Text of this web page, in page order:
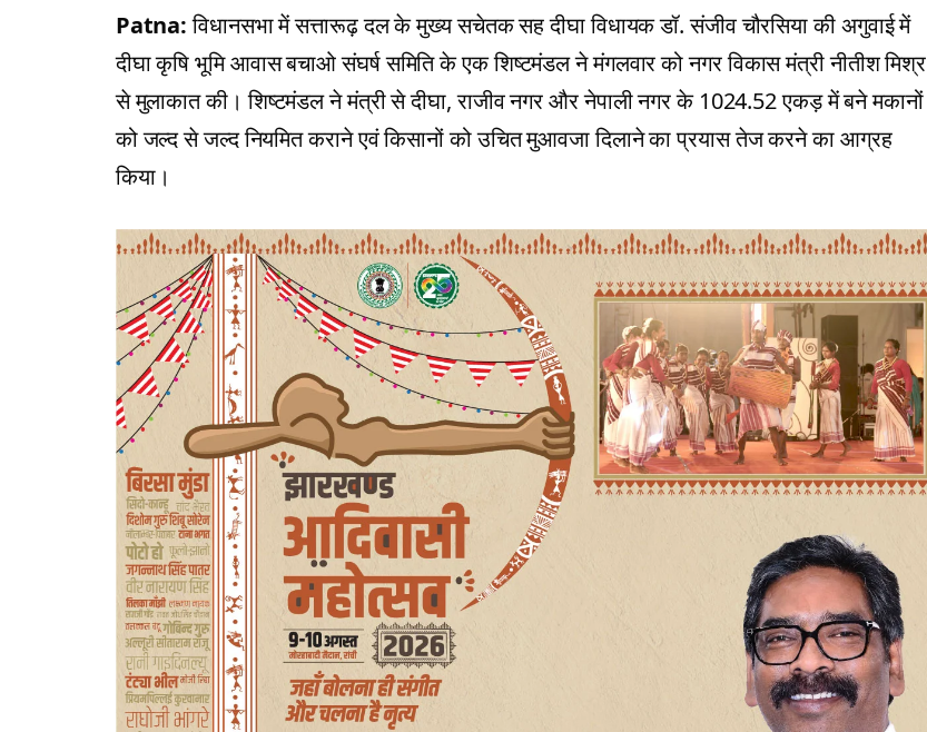
Patna:विधानसभा में सत्तारूढ़ दल के मुख्य सचेतक सह दीघा विधायक डॉ. संजीव चौरसिया की अगुवाई में
दीघा कृषि भूमि आवास बचाओ संघर्ष समिति के एक शिष्टमंडल ने मंगलवार को नगर विकास मंत्री नीतीश मिश्र
से मुलाकात की। शिष्टमंडल ने मंत्री से दीघा, राजीव नगर और नेपाली नगर के 1024.52 एकड़ में बने मकानों
को जल्द से जल्द नियमित कराने एवं किसानों को उचित मुआवजा दिलाने का प्रयास तेज करने का आग्रह
किया।